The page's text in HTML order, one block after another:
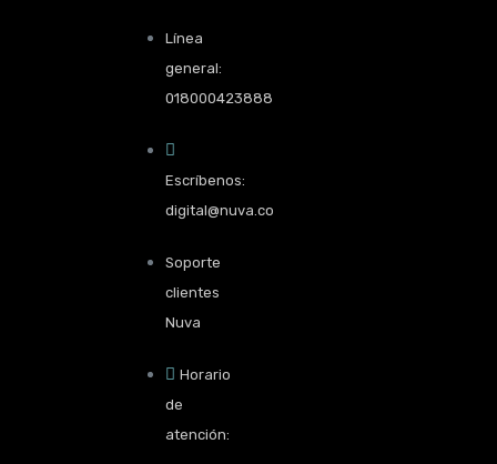
Línea
general:
018000423888
Escríbenos:
digital@nuva.co
Soporte
clientes
Nuva
Horario
de
atención: